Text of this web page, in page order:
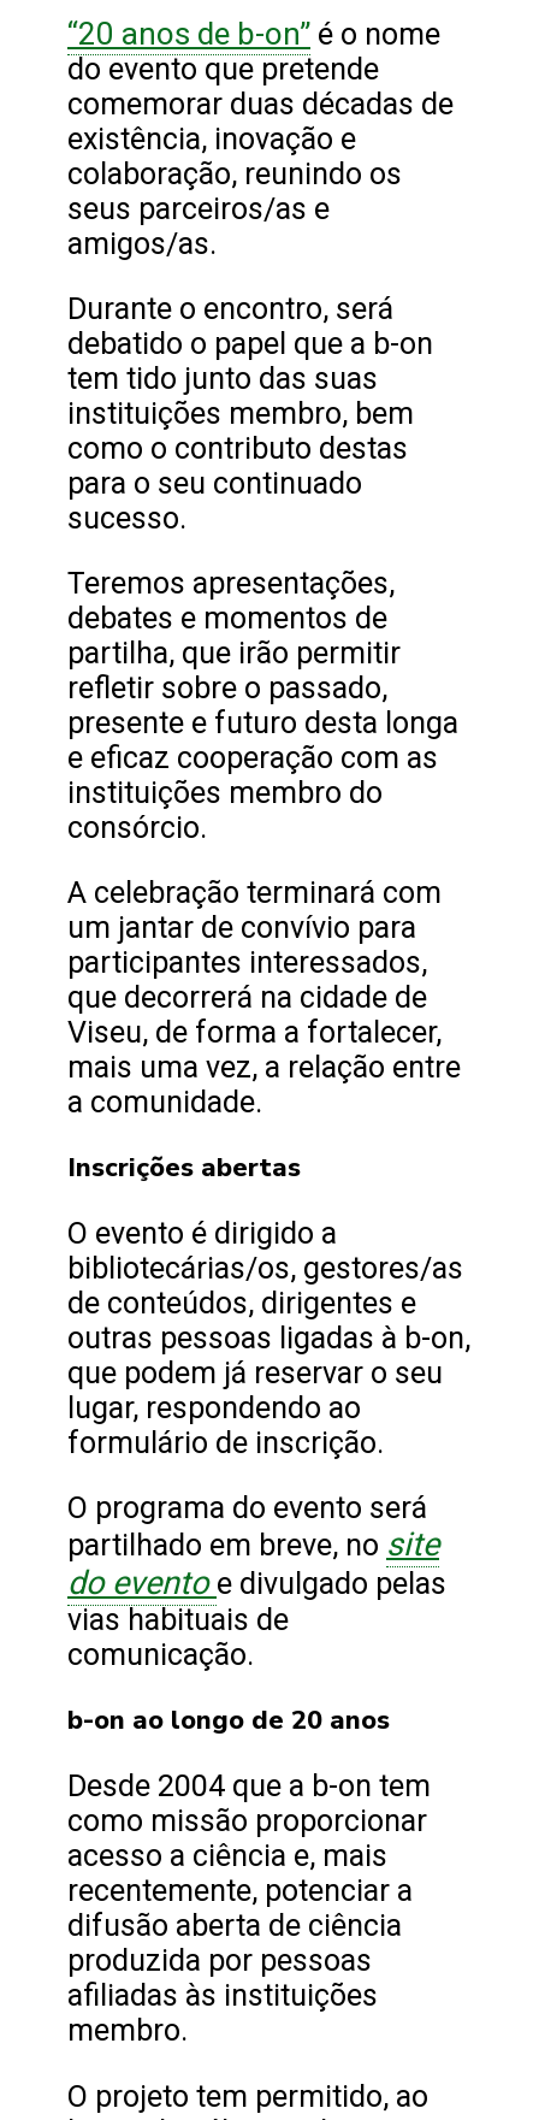
“20 anos de b-on” é o nome
do evento que pretende
comemorar duas décadas de
existência, inovação e
colaboração, reunindo os
seus parceiros/as e
amigos/as.
Durante o encontro, será
debatido o papel que a b-on
tem tido junto das suas
instituições membro, bem
como o contributo destas
para o seu continuado
sucesso.
Teremos apresentações,
debates e momentos de
partilha, que irão permitir
refletir sobre o passado,
presente e futuro desta longa
e eficaz cooperação com as
instituições membro do
consórcio.
A celebração terminará com
um jantar de convívio para
participantes interessados,
que decorrerá na cidade de
Viseu, de forma a fortalecer,
mais uma vez, a relação entre
a comunidade.
Inscrições abertas
O evento é dirigido a
bibliotecárias/os, gestores/as
de conteúdos, dirigentes e
outras pessoas ligadas à b-on,
que podem já reservar o seu
lugar, respondendo ao
formulário de inscrição.
O programa do evento será
partilhado em breve, no site
do evento e divulgado pelas
vias habituais de
comunicação.
b-on ao longo de 20 anos
Desde 2004 que a b-on tem
como missão proporcionar
acesso a ciência e, mais
recentemente, potenciar a
difusão aberta de ciência
produzida por pessoas
afiliadas às instituições
membro.
O projeto tem permitido, ao